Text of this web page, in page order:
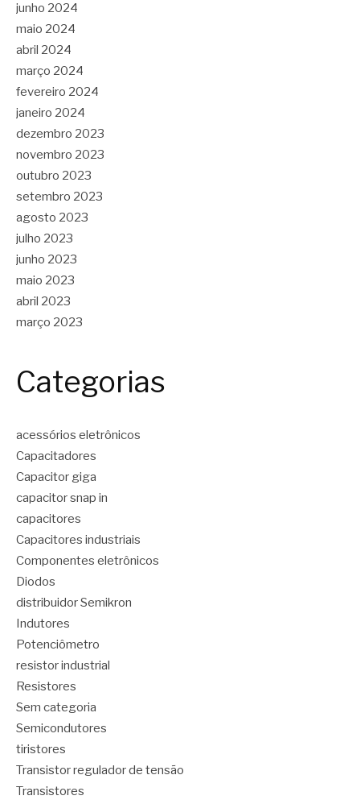
junho 2024
maio 2024
abril 2024
março 2024
fevereiro 2024
janeiro 2024
dezembro 2023
novembro 2023
outubro 2023
setembro 2023
agosto 2023
julho 2023
junho 2023
maio 2023
abril 2023
março 2023
Categorias
acessórios eletrônicos
Capacitadores
Capacitor giga
capacitor snap in
capacitores
Capacitores industriais
Componentes eletrônicos
Diodos
distribuidor Semikron
Indutores
Potenciômetro
resistor industrial
Resistores
Sem categoria
Semicondutores
tiristores
Transistor regulador de tensão
Transistores